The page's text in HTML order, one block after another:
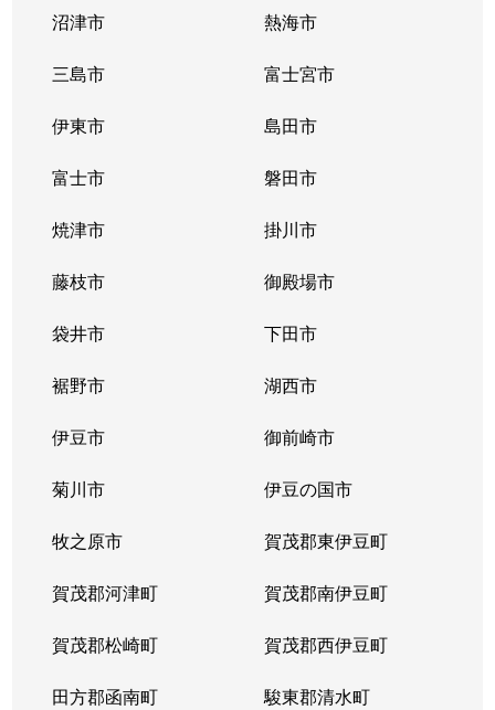
沼津市 熱海市
三島市 富士宮市
伊東市 島田市
富士市 磐田市
焼津市 掛川市
藤枝市 御殿場市
袋井市 下田市
裾野市 湖西市
伊豆市 御前崎市
菊川市 伊豆の国市
牧之原市 賀茂郡東伊豆町
賀茂郡河津町 賀茂郡南伊豆町
賀茂郡松崎町 賀茂郡西伊豆町
田方郡函南町 駿東郡清水町